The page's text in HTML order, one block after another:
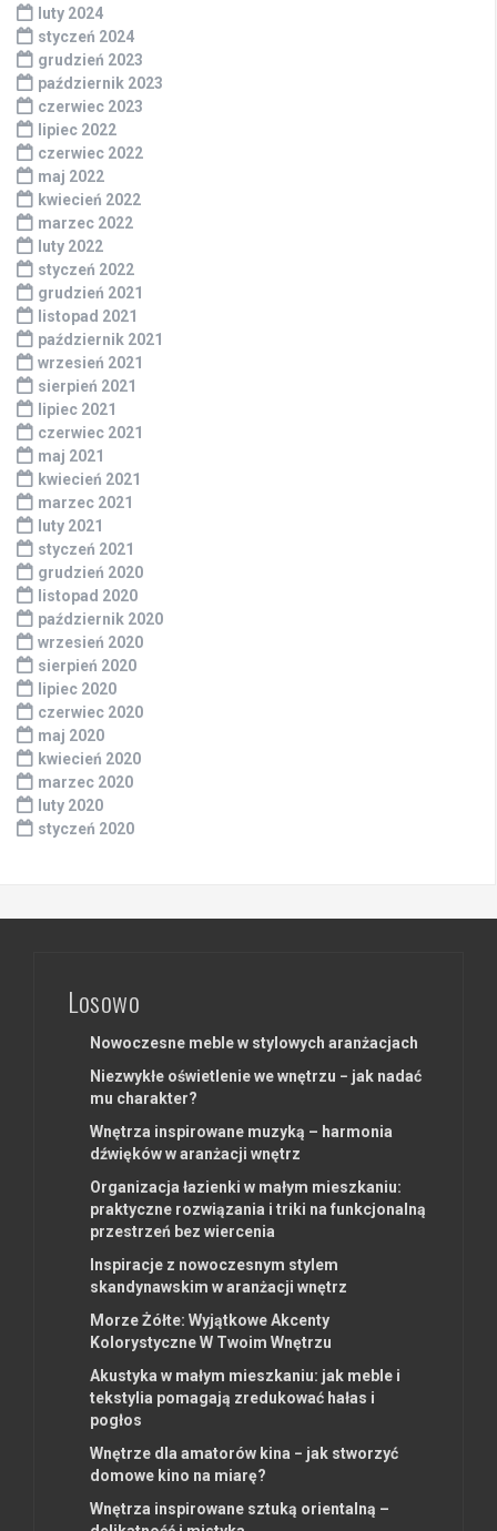
luty 2024
styczeń 2024
grudzień 2023
październik 2023
czerwiec 2023
lipiec 2022
czerwiec 2022
maj 2022
kwiecień 2022
marzec 2022
luty 2022
styczeń 2022
grudzień 2021
listopad 2021
październik 2021
wrzesień 2021
sierpień 2021
lipiec 2021
czerwiec 2021
maj 2021
kwiecień 2021
marzec 2021
luty 2021
styczeń 2021
grudzień 2020
listopad 2020
październik 2020
wrzesień 2020
sierpień 2020
lipiec 2020
czerwiec 2020
maj 2020
kwiecień 2020
marzec 2020
luty 2020
styczeń 2020
Losowo
Nowoczesne meble w stylowych aranżacjach
Niezwykłe oświetlenie we wnętrzu − jak nadać
mu charakter?
Wnętrza inspirowane muzyką – harmonia
dźwięków w aranżacji wnętrz
Organizacja łazienki w małym mieszkaniu:
praktyczne rozwiązania i triki na funkcjonalną
przestrzeń bez wiercenia
Inspiracje z nowoczesnym stylem
skandynawskim w aranżacji wnętrz
Morze Żółte: Wyjątkowe Akcenty
Kolorystyczne W Twoim Wnętrzu
Akustyka w małym mieszkaniu: jak meble i
tekstylia pomagają zredukować hałas i
pogłos
Wnętrze dla amatorów kina − jak stworzyć
domowe kino na miarę?
Wnętrza inspirowane sztuką orientalną –